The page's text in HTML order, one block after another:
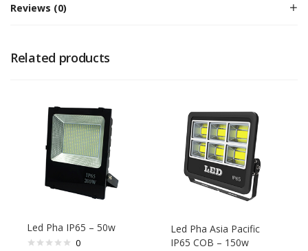
Reviews (0)
Related products
Led Pha IP65 – 50w
0
Led Pha Asia Pacific
IP65 COB – 150w